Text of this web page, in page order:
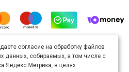
доступно полицензии Creative
«Attribution» («Атрибуция») 4.0
.
согласие на обработку файлов
данных, собираемых, в том числе с
Яндекс.Метрика, в целях